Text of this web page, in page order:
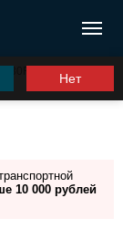
Нет
G30FHS (G30FES)
10 000 рублей